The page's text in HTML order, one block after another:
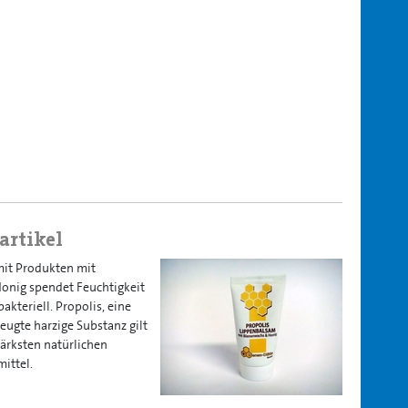
Produkten mit
spendet Feuchtigkeit
Propolis, eine
harzige Substanz gilt
natürlichen